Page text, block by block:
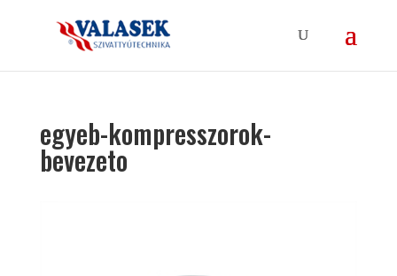
egyeb-kompresszorok-
bevezeto